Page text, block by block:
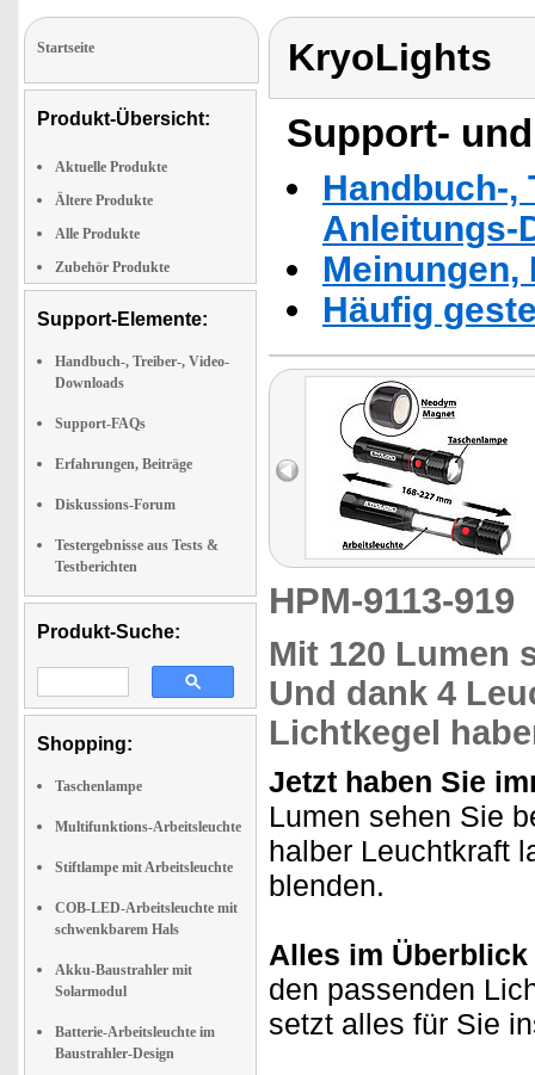
Startseite
Produkt-Übersicht:
Aktuelle Produkte
Ältere Produkte
Alle Produkte
Zubehör Produkte
Support-Elemente:
Handbuch-, Treiber-, Video-
Downloads
Support-FAQs
Erfahrungen, Beiträge
Diskussions-Forum
Testergebnisse aus Tests &
Testberichten
Produkt-Suche:
Shopping:
Taschenlampe
Multifunktions-Arbeitsleuchte
Stiftlampe mit Arbeitsleuchte
COB-LED-Arbeitsleuchte mit
schwenkbarem Hals
Akku-Baustrahler mit
Solarmodul
Batterie-Arbeitsleuchte im
Baustrahler-Design
KryoLights
Support-
Handbuch-,
Anleitungs-
Häufig
HPM-9113-919
Mit 120 Lumen
Und dank 4
Lichtkegel
Jetzt haben Sie
Lumen sehen Sie
halber Leuchtkraft
blenden.
Alles im
den passenden
setzt alles für Sie